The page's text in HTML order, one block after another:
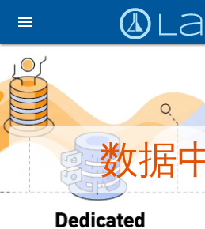
menu
数据